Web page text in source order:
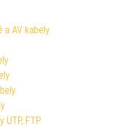
a AV kabely
UTP, FTP